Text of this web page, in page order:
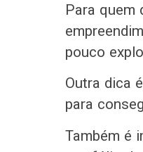
Para quem
pouco
Outra dica
para
Também é